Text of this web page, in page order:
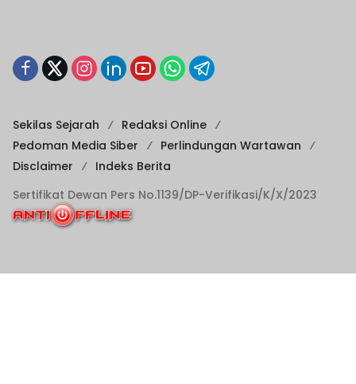
Sekilas Sejarah
Redaksi Online
Pedoman Media Siber
Perlindungan Wartawan
Disclaimer
Indeks Berita
Sertifikat Dewan Pers No.1139/DP-Verifikasi/K/X/2023